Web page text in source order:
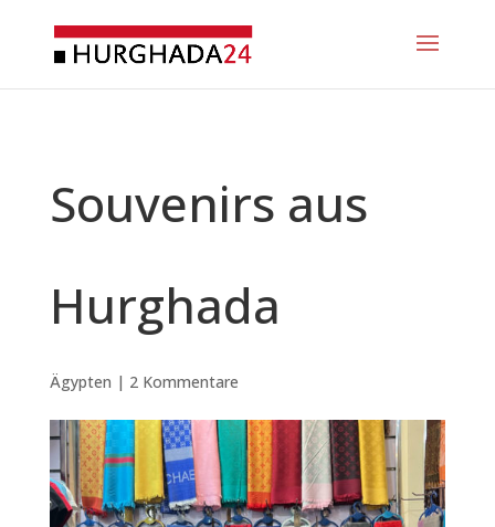
Souvenirs aus
Hurghada
Ägypten | 2 Kommentare